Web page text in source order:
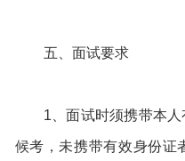
五、面试要求
1、面试时须携带本人
候考，未携带有效身份证